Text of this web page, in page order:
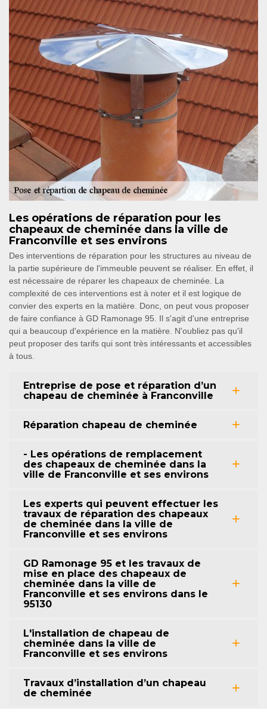
Les opérations de réparation pour les
chapeaux de cheminée dans la ville de
Franconville et ses environs
Des interventions de réparation pour les structures au niveau de
la partie supérieure de l'immeuble peuvent se réaliser. En effet, il
est nécessaire de réparer les chapeaux de cheminée. La
complexité de ces interventions est à noter et il est logique de
convier des experts en la matière. Donc, on peut vous proposer
de faire confiance à GD Ramonage 95. Il s'agit d'une entreprise
qui a beaucoup d'expérience en la matière. N'oubliez pas qu'il
peut proposer des tarifs qui sont très intéressants et accessibles
à tous.
Entreprise de pose et réparation d’un
chapeau de cheminée à Franconville
Réparation chapeau de cheminée
- Les opérations de remplacement
des chapeaux de cheminée dans la
ville de Franconville et ses environs
Les experts qui peuvent effectuer les
travaux de réparation des chapeaux
de cheminée dans la ville de
Franconville et ses environs
GD Ramonage 95 et les travaux de
mise en place des chapeaux de
cheminée dans la ville de
Franconville et ses environs dans le
95130
L'installation de chapeau de
cheminée dans la ville de
Franconville et ses environs
Travaux d’installation d’un chapeau
de cheminée